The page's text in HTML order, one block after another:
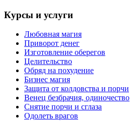
Курсы и услуги
Любовная магия
Приворот денег
Изготовление оберегов
Целительство
Обряд на похудение
Бизнес магия
Защита от колдовства и порчи
Венец безбрачия, одиночество
Снятие порчи и сглаза
Одолеть врагов